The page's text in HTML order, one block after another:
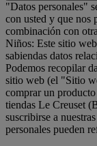
"Datos personales"
con usted y que nos
combinación con
Niños: Este sitio
sabiendas datos
Podemos recopilar
sitio web (el "Sitio
comprar un
tiendas Le Creuset
suscribirse a
personales pueden